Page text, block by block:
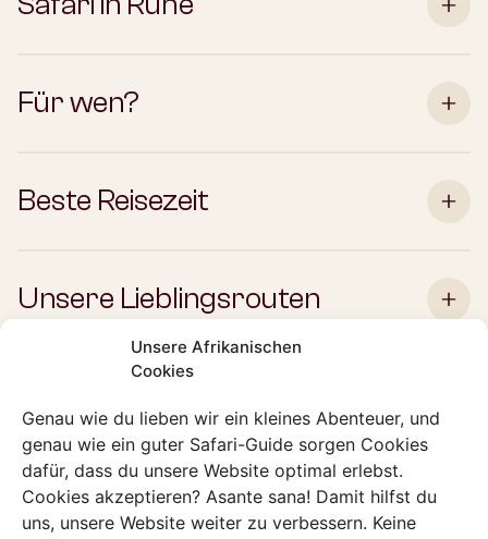
Unsere Afrikanischen
Cookies
Genau wie du lieben wir ein kleines Abenteuer, und
genau wie ein guter Safari-Guide sorgen Cookies
dafür, dass du unsere Website optimal erlebst.
Cookies akzeptieren? Asante sana! Damit hilfst du
uns, unsere Website weiter zu verbessern. Keine
Für wen?
Beste Reisezeit
Unsere Lieblingsrouten